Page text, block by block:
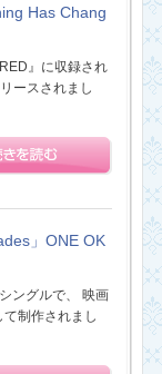
Has Chang
』に収録され
ースされまし
」ONE OK
ングルで、 映画
て制作されまし